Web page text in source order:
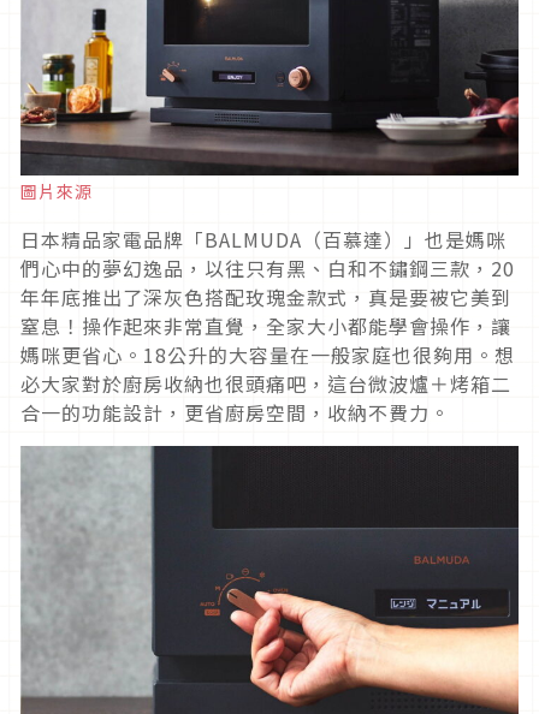
圖片來源
日本精品家電品牌「BALMUDA（百慕達）」也是媽咪
們心中的夢幻逸品，以往只有黑、白和不鏽鋼三款，20
年年底推出了深灰色搭配玫瑰金款式，真是要被它美到
窒息！操作起來非常直覺，全家大小都能學會操作，讓
媽咪更省心。18公升的大容量在一般家庭也很夠用。想
必大家對於廚房收納也很頭痛吧，這台微波爐＋烤箱二
合一的功能設計，更省廚房空間，收納不費力。